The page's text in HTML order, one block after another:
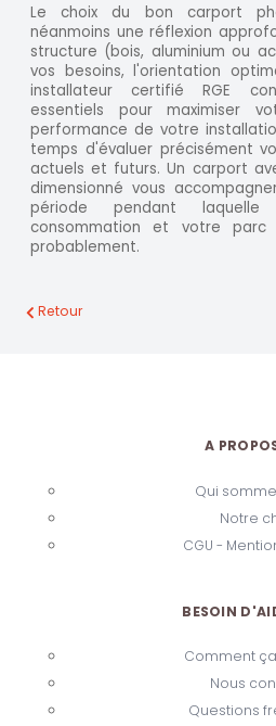
Le choix du bon carport
néanmoins une réflexion
structure (bois, aluminium ou
vos besoins, l'orientation
installateur certifié RGE
essentiels pour maximiser
performance de votre
temps d'évaluer précisément
actuels et futurs. Un carport
dimensionné vous
période pendant
consommation et votre parc
probablement.
Retour
A
Qui
Notre
CGU -
BESOIN
Comment
Nous
Questions